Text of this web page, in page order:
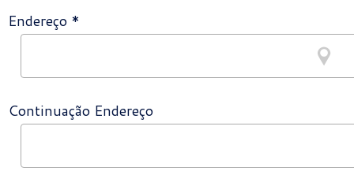
Endereço *
Continuação Endereço